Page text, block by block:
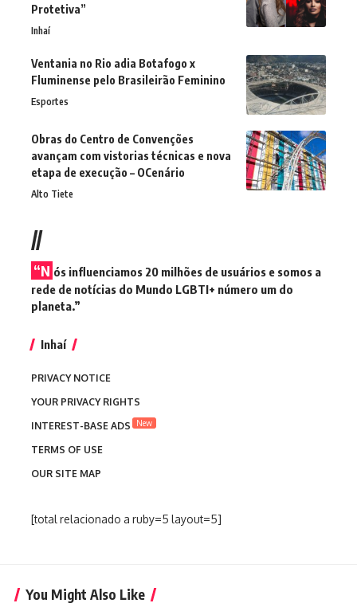
Protetiva”
Inhaí
Ventania no Rio adia Botafogo x
Fluminense pelo Brasileirão Feminino
Esportes
Obras do Centro de Convenções
avançam com vistorias técnicas e nova
etapa de execução – OCenário
Alto Tiete
//
“N ós influenciamos 20 milhões de usuários e somos a
rede de notícias do Mundo LGBTI+ número um do
planeta.”
Inhaí
PRIVACY NOTICE
YOUR PRIVACY RIGHTS
INTEREST-BASE ADS
New
TERMS OF USE
OUR SITE MAP
[total relacionado a ruby=5 layout=5]
You Might Also Like